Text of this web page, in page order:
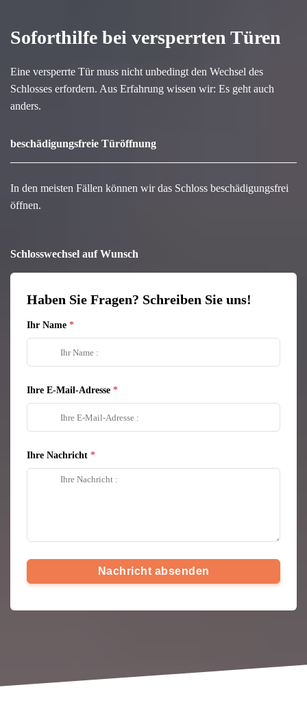
Soforthilfe bei versperrten Türen
Eine versperrte Tür muss nicht unbedingt den Wechsel des
Schlosses erfordern. Aus Erfahrung wissen wir: Es geht auch
anders.
beschädigungsfreie Türöffnung
In den meisten Fällen können wir das Schloss beschädigungsfrei
öffnen.
Schlosswechsel auf Wunsch
Haben Sie Fragen? Schreiben Sie uns!
Ihr Name
Ihre E-Mail-Adresse
Ihre Nachricht
Nachricht absenden